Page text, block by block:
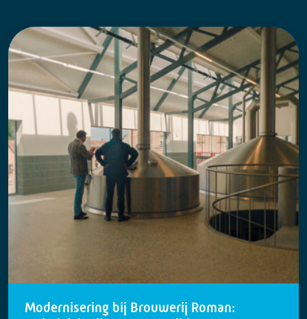
Modernisering bij Brouwerij Roman: